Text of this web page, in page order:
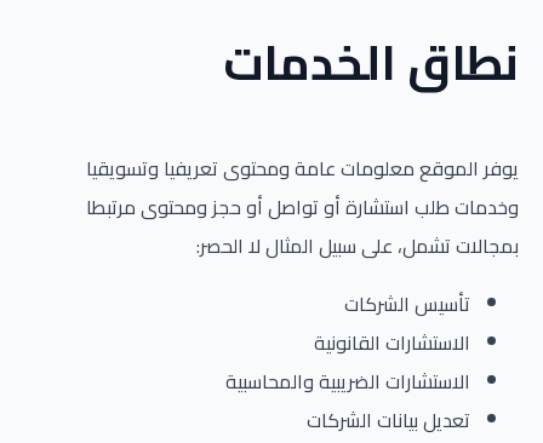
نطاق الخدمات
يوفر الموقع معلومات عامة ومحتوى تعريفيا وتسويقيا
وخدمات طلب استشارة أو تواصل أو حجز ومحتوى مرتبطا
بمجالات تشمل، على سبيل المثال لا الحصر:
تأسيس الشركات
الاستشارات القانونية
الاستشارات الضريبية والمحاسبية
تعديل بيانات الشركات